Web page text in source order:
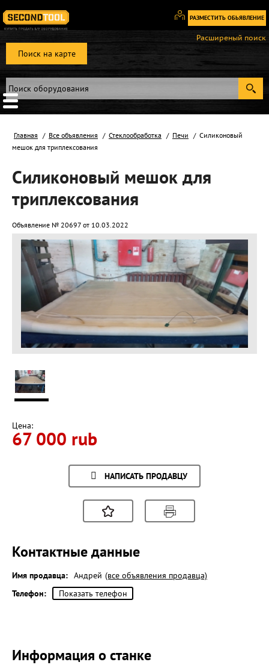
РАЗМЕСТИТЬ ОБЬЯВЛЕНИЕ
Вход
Регистрация
Поиск на карте
Расширеный поиск
Главная Все объявления Стеклообработка Печи
Силиконовый
мешок для триплексования
Силиконовый мешок для
триплексования
Объявление № 20697 от 10.03.2022
Цена:
67 000 rub
НАПИСАТЬ ПРОДАВЦУ
Контактные данные
Имя продавца: Андрей (все объявления продавца)
Телефон:
Показать телефон
Информация о станке